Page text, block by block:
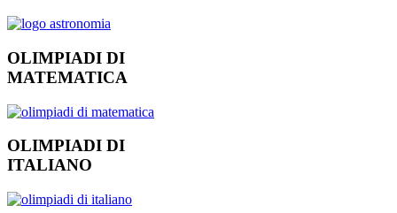
OLIMPIADI DI
MATEMATICA
OLIMPIADI DI
ITALIANO